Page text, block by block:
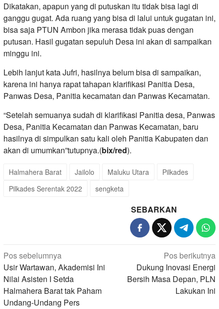
Dikatakan, apapun yang di putuskan itu tidak bisa lagi di
ganggu gugat. Ada ruang yang bisa di lalui untuk gugatan ini,
bisa saja PTUN Ambon jika merasa tidak puas dengan
putusan. Hasil gugatan sepuluh Desa ini akan di sampaikan
minggu ini.
Lebih lanjut kata Jufri, hasilnya belum bisa di sampaikan,
karena ini hanya rapat tahapan klarifikasi Panitia Desa,
Panwas Desa, Panitia kecamatan dan Panwas Kecamatan.
“Setelah semuanya sudah di klarifikasi Panitia desa, Panwas
Desa, Panitia Kecamatan dan Panwas Kecamatan, baru
hasilnya di simpulkan satu kali oleh Panitia Kabupaten dan
akan di umumkan”tutupnya.(bix/red).
Halmahera Barat Jailolo Maluku Utara
Pilkades
Pilkades Serentak 2022
sengketa
SEBARKAN
Navigasi
pos
Pos sebelumnya
Usir Wartawan, Akademisi Ini
Nilai Asisten I Setda
Halmahera Barat tak Paham
Undang-Undang Pers
Pos berikutnya
Dukung Inovasi Energi
Bersih Masa Depan, PLN
Lakukan Ini